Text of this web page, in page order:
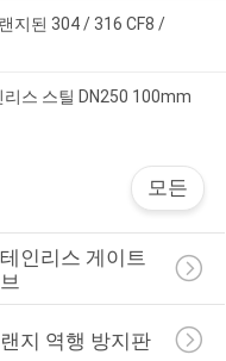
지된 304 / 316 CF8 /
스 스틸 DN250 100mm
모든
인리스 게이트
지 역행 방지판